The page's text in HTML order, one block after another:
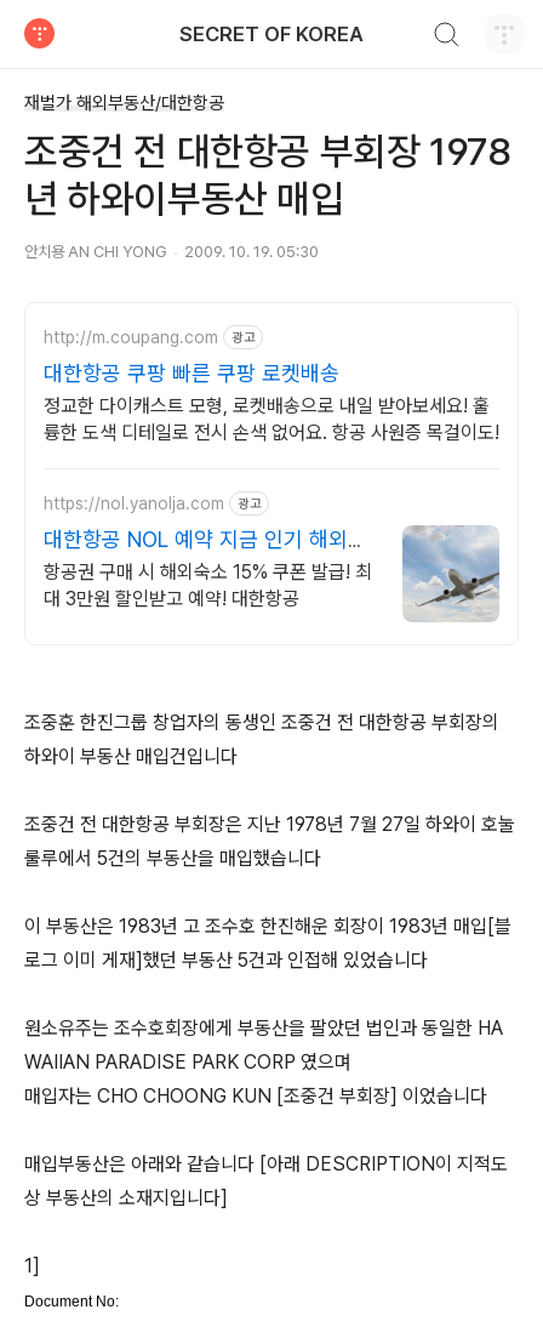
SECRET OF KOREA
재벌가 해외부동산/대한항공
조중건 전 대한항공 부회장 1978
년 하와이부동산 매입
안치용 AN CHI YONG 2009. 10. 19. 05:30
http://m.coupang.com 광고
대한항공 쿠팡 빠른 쿠팡 로켓배송
정교한 다이캐스트 모형, 로켓배송으로 내일 받아보세요! 훌
륭한 도색 디테일로 전시 손색 없어요. 항공 사원증 목걸이도!
https://nol.yanolja.com 광고
대한항공 NOL 예약 지금 인기 해외노
선 특가
항공권 구매 시 해외숙소 15% 쿠폰 발급! 최
대 3만원 할인받고 예약! 대한항공
조중훈 한진그룹 창업자의 동생인 조중건 전 대한항공 부회장의
하와이 부동산 매입건입니다
조중건 전 대한항공 부회장은 지난 1978년 7월 27일 하와이 호눌
룰루에서 5건의 부동산을 매입했습니다
이 부동산은 1983년 고 조수호 한진해운 회장이 1983년 매입[블
로그 이미 게재]했던 부동산 5건과 인접해 있었습니다
원소유주는 조수호회장에게 부동산을 팔았던 법인과 동일한 HA
WAIIAN PARADISE PARK CORP 였으며
매입자는 CHO CHOONG KUN [조중건 부회장] 이었습니다
매입부동산은 아래와 같습니다 [아래 DESCRIPTION이 지적도
상 부동산의 소재지입니다]
1]
Document No: